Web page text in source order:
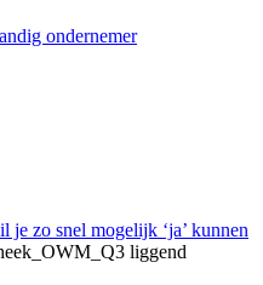
ondernemer
zo snel mogelijk ‘ja’ kunnen
liggend